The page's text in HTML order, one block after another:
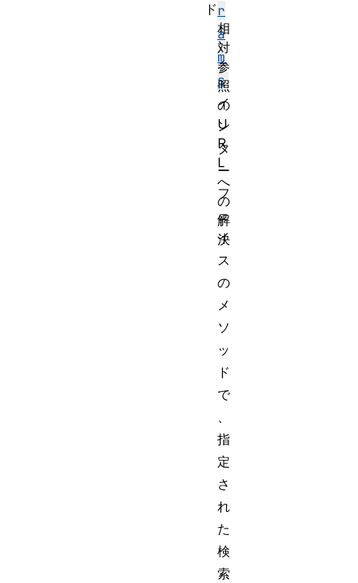
r
a
m
s
イ
ン
タ
ー
フ
ェ
イ
ス
の
メ
ソ
ッ
ド
で
、
指
定
さ
れ
た
検
索
ド
相
対
参
照
の
U
R
L
へ
の
解
決